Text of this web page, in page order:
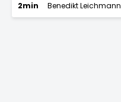
2min Benedikt Leichmann